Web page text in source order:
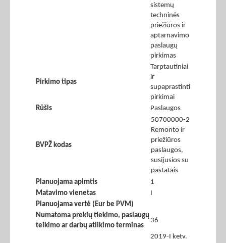
sistemų
techninės
priežiūros ir
aptarnavimo
paslaugų
pirkimas
Pirkimo tipas
Tarptautiniai
ir
supaprastinti
pirkimai
Rūšis
Paslaugos
BVPŽ kodas
50700000-2
Remonto ir
priežiūros
paslaugos,
susijusios su
pastatais
Planuojama apimtis
1
Matavimo vienetas
I
Planuojama vertė (Eur be PVM)
Numatoma prekių tiekimo, paslaugų
teikimo ar darbų atlikimo terminas
36
2019-I ketv.